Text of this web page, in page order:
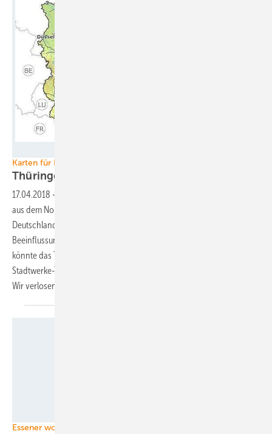
Karten für Energiewendeforum gewinnen
Thüringen: Streit um Südlink – und
17.04.2018 -
aus dem Norden zu den wirtschaftlichen Zentren im Süden
Deutschlands hat in Thüringen für neue politische Aufregung, eine
Beeinflussung der Kommunalwahl und Bürgerproteste gesorgt. So
könnte das Thema auch bei einer Podiumsdiskussion auf der
Stadtwerke-Tagung Energiewendeforum in Erfurt eine Rolle spielen.
Wir verlosen zwei
Essener wollen wachsen